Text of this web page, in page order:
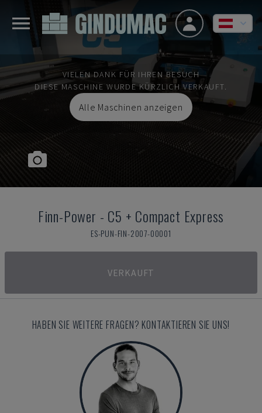
VIELEN DANK FÜR IHREN BESUCH
DIESE MASCHINE WURDE KÜRZLICH VERKAUFT.
Alle Maschinen anzeigen
Finn-Power - C5 + Compact Express
ES-PUN-FIN-2007-00001
VERKAUFT
HABEN SIE WEITERE FRAGEN? KONTAKTIEREN SIE UNS!